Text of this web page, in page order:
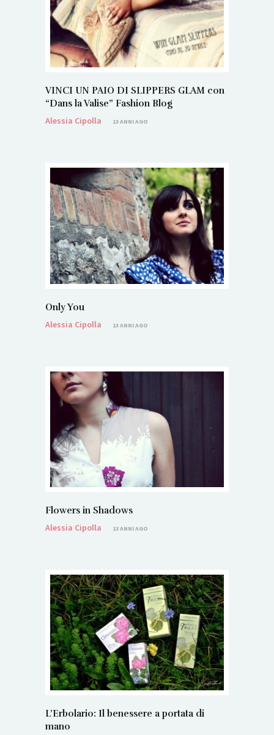
VINCI UN PAIO DI SLIPPERS GLAM con
“Dans la Valise” Fashion Blog
Alessia Cipolla
13 ANNI AGO
Only You
Alessia Cipolla
13 ANNI AGO
Flowers in Shadows
Alessia Cipolla
13 ANNI AGO
L’Erbolario: Il benessere a portata di
mano